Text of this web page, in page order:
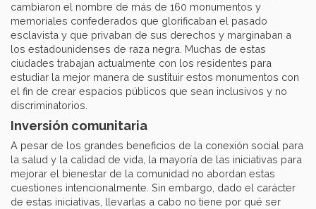
cambiaron el nombre de más de 160 monumentos y
memoriales confederados que glorificaban el pasado
esclavista y que privaban de sus derechos y marginaban a
los estadounidenses de raza negra. Muchas de estas
ciudades trabajan actualmente con los residentes para
estudiar la mejor manera de sustituir estos monumentos con
el fin de crear espacios públicos que sean inclusivos y no
discriminatorios.
Inversión comunitaria
A pesar de los grandes beneficios de la conexión social para
la salud y la calidad de vida, la mayoría de las iniciativas para
mejorar el bienestar de la comunidad no abordan estas
cuestiones intencionalmente. Sin embargo, dado el carácter
de estas iniciativas, llevarlas a cabo no tiene por qué ser